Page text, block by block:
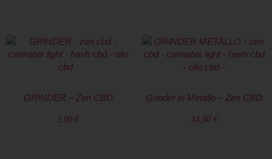
GRINDER – Zen CBD
2,90 €
Grinder in Metallo – Zen CBD
14,90 €